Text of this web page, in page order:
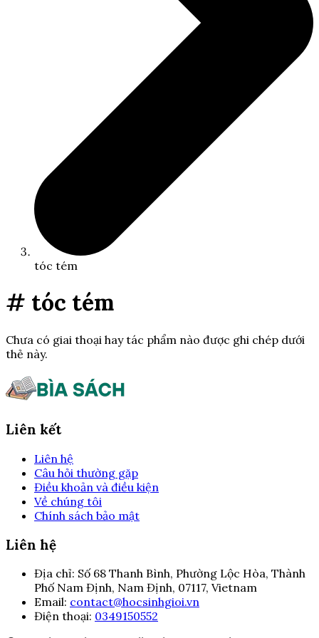
tóc tém
# tóc tém
Chưa có giai thoại hay tác phẩm nào được ghi chép dưới
thẻ này.
Liên kết
Liên hệ
Câu hỏi thường gặp
Điều khoản và điều kiện
Về chúng tôi
Chính sách bảo mật
Liên hệ
Địa chỉ: Số 68 Thanh Bình, Phường Lộc Hòa, Thành
Phố Nam Định, Nam Định, 07117, Vietnam
Email: contact@hocsinhgioi.vn
Điện thoại: 0349150552